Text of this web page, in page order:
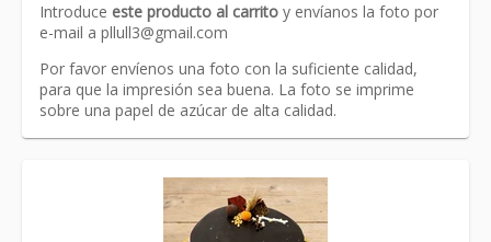
Link
Introduce este producto al carrito y envíanos la foto por
e-mail a pllull3@gmail.com
Por favor envíenos una foto con la suficiente calidad,
para que la impresión sea buena. La foto se imprime
sobre una papel de azúcar de alta calidad.